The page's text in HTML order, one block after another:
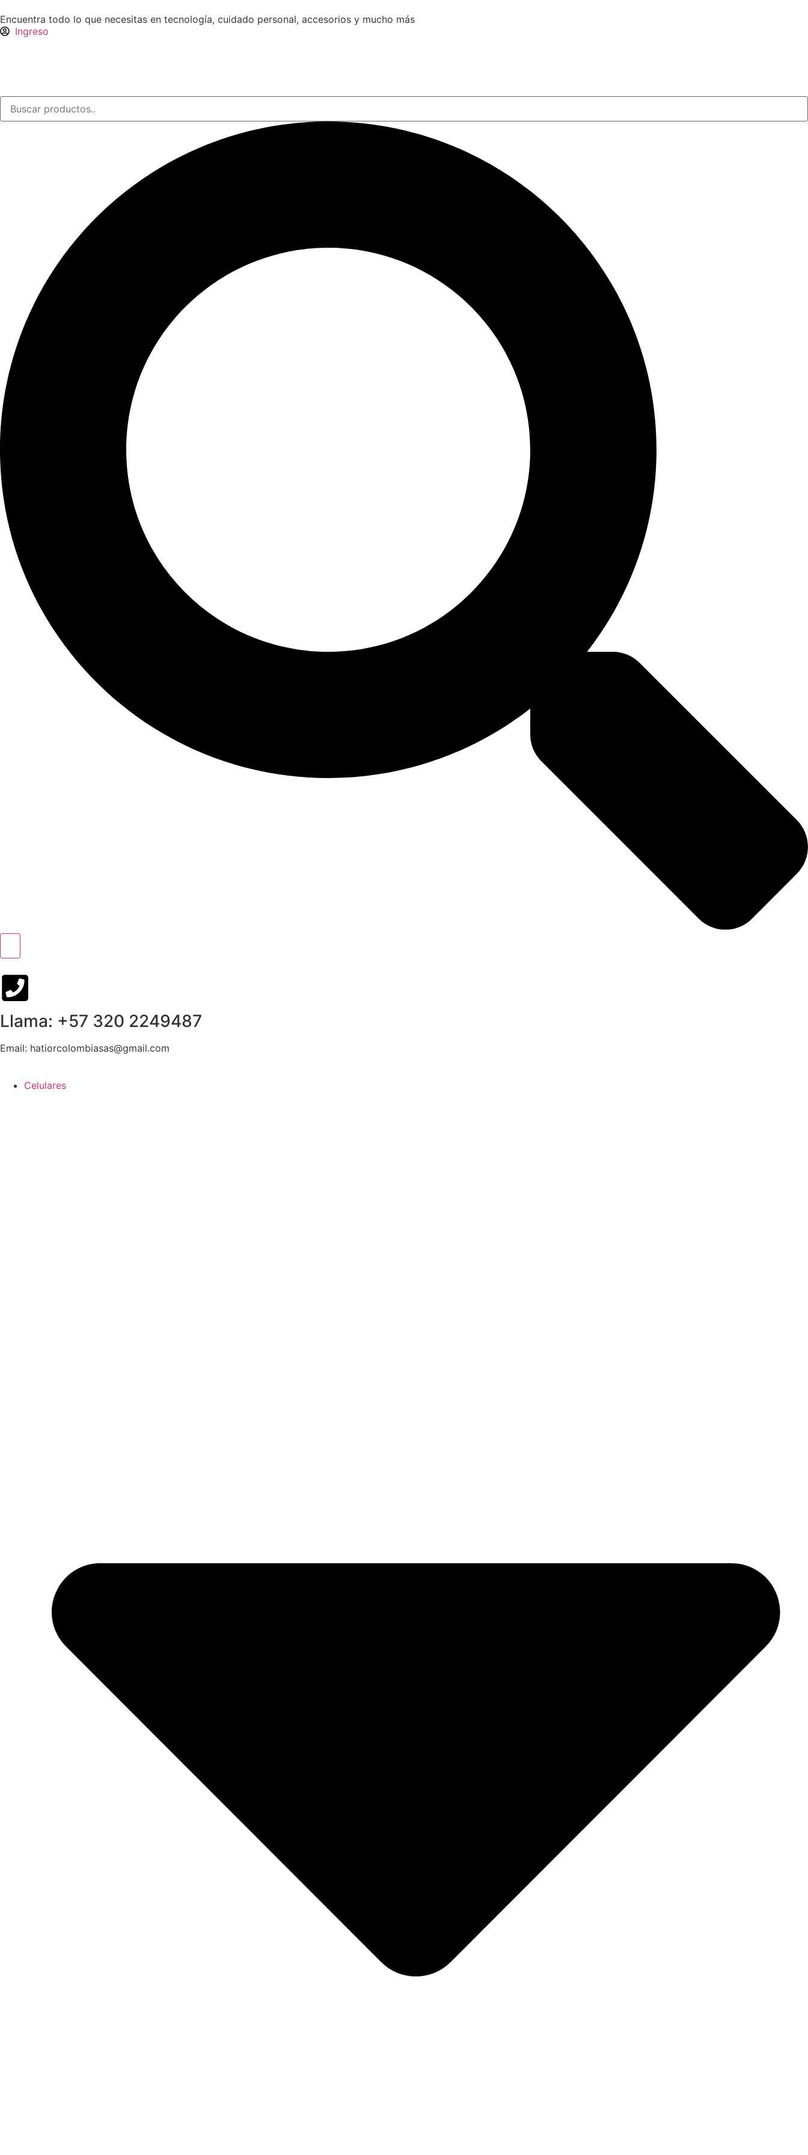
Encuentra todo lo que necesitas en tecnología, cuidado personal, accesorios y mucho más
Ingreso
Llama: +57 320 2249487
Email: hatiorcolombiasas@gmail.com
Celulares